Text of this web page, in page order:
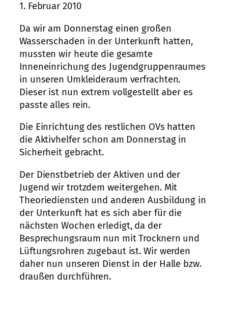
1. Februar 2010
Da wir am Donnerstag einen großen
Wasserschaden in der Unterkunft hatten,
mussten wir heute die gesamte
Inneneinrichung des Jugendgruppenraumes
in unseren Umkleideraum verfrachten.
Dieser ist nun extrem vollgestellt aber es
passte alles rein.
Die Einrichtung des restlichen OVs hatten
die Aktivhelfer schon am Donnerstag in
Sicherheit gebracht.
Der Dienstbetrieb der Aktiven und der
Jugend wir trotzdem weitergehen. Mit
Theoriediensten und anderen Ausbildung in
der Unterkunft hat es sich aber für die
nächsten Wochen erledigt, da der
Besprechungsraum nun mit Trocknern und
Lüftungsrohren zugebaut ist. Wir werden
daher nun unseren Dienst in der Halle bzw.
draußen durchführen.